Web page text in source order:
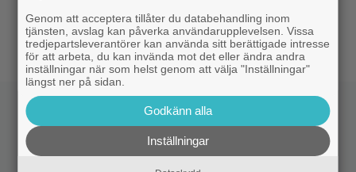
Disney|Dwayne Johnson försvarar ”Vaiana”
efter sågningarna: ”Sånt händer”
Genom att acceptera tillåter du databehandling inom
tjänsten, avslag kan påverka användarupplevelsen. Vissa
tredjepartsleverantörer kan använda sitt berättigade intresse
för att arbeta, du kan invända mot det eller ändra andra
inställningar när som helst genom att välja "Inställningar"
längst ner på sidan.
Godkänn alla
Inställningar